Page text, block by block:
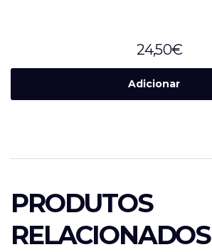
24,50€
Adicionar
PRODUTOS
RELACIONADOS